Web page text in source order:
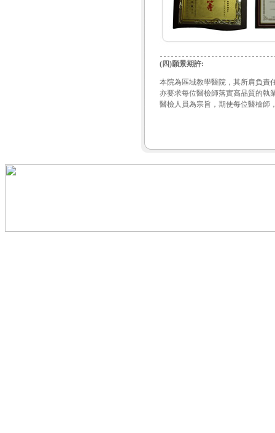
(四)願景期許:
本院為區域教學醫院，其所肩負責
亦要求每位醫檢師落實高品質的執
醫檢人員為宗旨，期使每位醫檢師